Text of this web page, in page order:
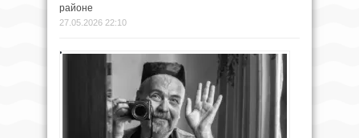
районе
27.05.2026 22:10